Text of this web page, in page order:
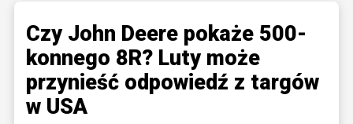
Czy John Deere pokaże 500-
konnego 8R? Luty może
przynieść odpowiedź z targów
w USA